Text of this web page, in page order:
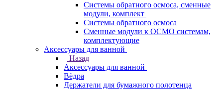
Системы обратного осмоса, сменные
модули, комплект
Системы обратного осмоса
Сменные модули к ОСМО системам,
комплектующие
Аксессуары для ванной
Назад
Аксессуары для ванной
Вёдра
Держатели для бумажного полотенца